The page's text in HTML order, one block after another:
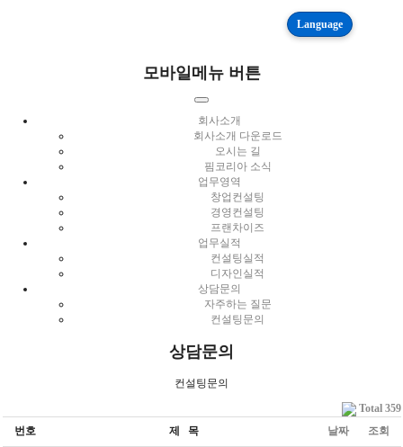
Language
모바일메뉴 버튼
회사소개
회사소개 다운로드
오시는 길
핌코리아 소식
업무영역
창업컨설팅
경영컨설팅
프랜차이즈
업무실적
컨설팅실적
디자인실적
상담문의
자주하는 질문
컨설팅문의
상담문의
컨설팅문의
Total 359
번호
제 목 날짜 조회